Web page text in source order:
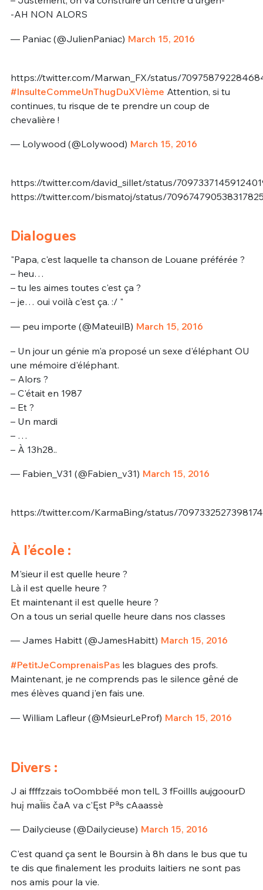
-AH NON ALORS
— Paniac (@JulienPaniac) March 15, 2016
https://twitter.com/Marwan_FX/status/
#InsulteCommeUnThugDuXVIème Attention, si tu
continues, tu risque de te prendre un coup de
chevalière !
— Lolywood (@Lolywood) March 15, 2016
https://twitter.com/david_sillet/status/
https://twitter.com/bismatoj/status/
Dialogues
"Papa, c'est laquelle ta chanson de Louane préférée ?
– heu…
– tu les aimes toutes c'est ça ?
– je… oui voilà c'est ça. :/ "
— peu importe (@MateuilB) March 15, 2016
– Un jour un génie m'a proposé un sexe d'éléphant OU
une mémoire d'éléphant.
– Alors ?
– C'était en 1987
– Et ?
– Un mardi
– …
– À 13h28..
— Fabien_V31 (@Fabien_v31) March 15, 2016
https://twitter.com/KarmaBing/status/
À l’école :
M'sieur il est quelle heure ?
Là il est quelle heure ?
Et maintenant il est quelle heure ?
On a tous un serial quelle heure dans nos classes
— James Habitt (@JamesHabitt) March 15, 2016
#PetitJeComprenaisPasles blagues des profs.
Maintenant, je ne comprends pas le silence gêné de
mes élèves quand j'en fais une.
— William Lafleur (@MsieurLeProf) March 15, 2016
Divers :
J ai ffffzzais toOombbëé mon telL 3 fFoillls aujgoourD
huį maÏiis čaA va c'Ęst Pªs cAaassè
— Dailycieuse (@Dailycieuse) March 15, 2016
C'est quand ça sent le Boursin à 8h dans le bus que tu
te dis que finalement les produits laitiers ne sont pas
nos amis pour la vie.